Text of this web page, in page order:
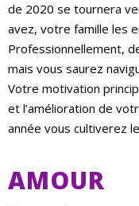
de 2020 se tournera
avez, votre famille les
Professionnellement,
mais vous saurez
Votre motivation
et l’amélioration de
année vous cultiverez
AMOUR